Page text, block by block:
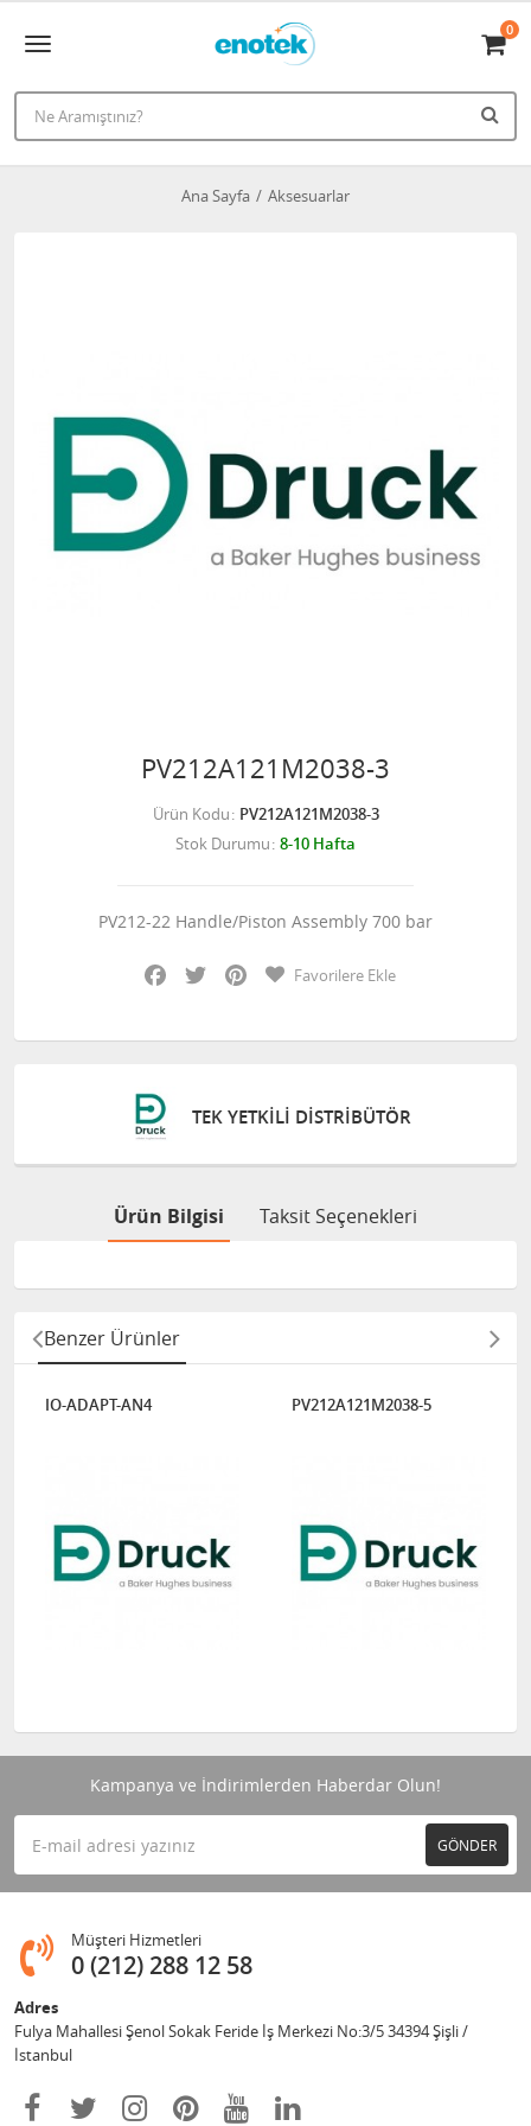
0
Ana Sayfa Aksesuarlar
PV212A121M2038-3
Ürün Kodu PV212A121M2038-3
Stok Durumu 8-10 Hafta
PV212-22 Handle/Piston Assembly 700 bar
Facebook
Twitter PinterestFavorilere Ekle
TEK YETKILI DISTRIBÜTÖR
Ürün Bilgisi Taksit Seçenekleri
Benzer Ürünler
IO-ADAPT-AN4 PV212A121M2038-5
Kampanya ve İndirimlerden Haberdar Olun!
GÖNDER
Müşteri Hizmetleri
0 (212) 288 12 58
Adres
Fulya Mahallesi Şenol Sokak Feride İş Merkezi No:3/5 34394 Şişli /
İstanbul